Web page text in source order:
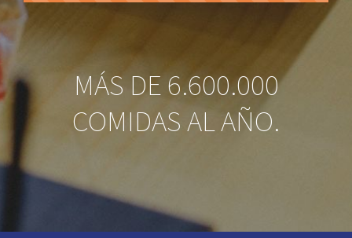
MÁS DE 6.600.000
COMIDAS AL AÑO.